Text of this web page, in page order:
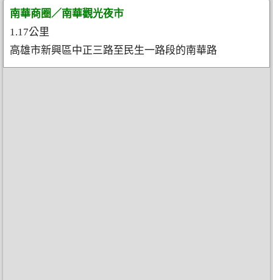
南華商圈／南華觀光夜市
1.17公里
高雄市新興區中正三路至民生一路段的南華路